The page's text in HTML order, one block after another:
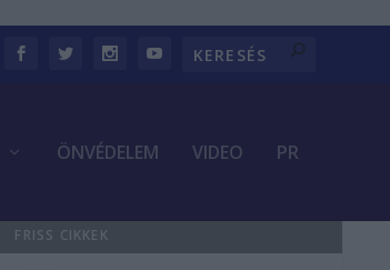
ÖNVÉDELEM VIDEO PR
FRISS CIKKEK